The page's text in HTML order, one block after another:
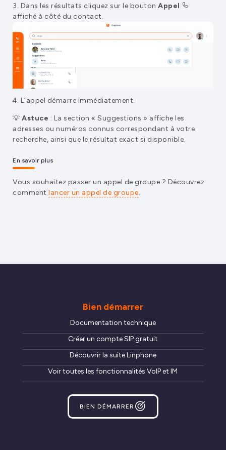
Dans les résultats cliquez sur le bouton Appel
affiché à côté du contact.
L’appel démarre immédiatement.
💡 Astuce : La section « Suggestions » affiche les
adresses ou numéros connus correspondant à votre
recherche, ainsi que le résultat exact si disponible.
En savoir plus
Vous souhaitez passer un appel de groupe ? Découvrez
comment lancer un appel de groupe.
Bien démarrer
Documentation technique
Créer un compte SIP gratuit
Découvrir la suite Linphone
Voir toutes les fonctionnalités VoIP et IM
BIEN DÉMARRER